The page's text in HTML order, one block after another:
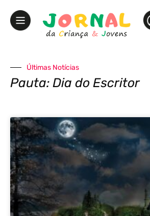
Últimas Notícias
Pauta: Dia do Escritor